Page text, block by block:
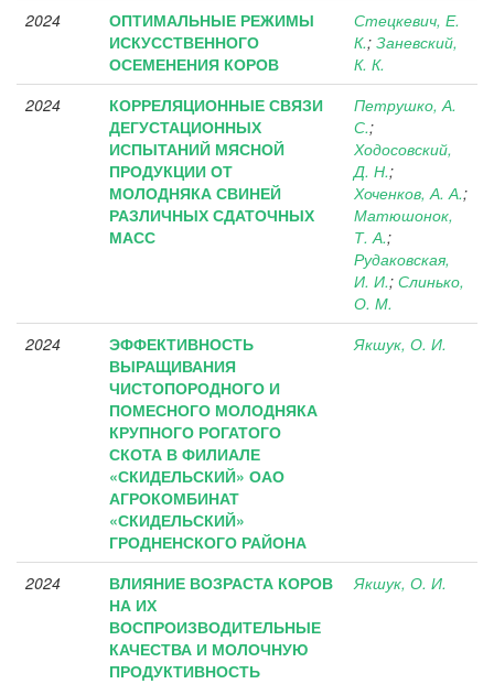
2024
ОПТИМАЛЬНЫЕ РЕЖИМЫ
ИСКУССТВЕННОГО
ОСЕМЕНЕНИЯ КОРОВ
Стецкевич, Е.
К.; Заневский,
К. К.
2024
КОРРЕЛЯЦИОННЫЕ СВЯЗИ
ДЕГУСТАЦИОННЫХ
ИСПЫТАНИЙ МЯСНОЙ
ПРОДУКЦИИ ОТ
МОЛОДНЯКА СВИНЕЙ
РАЗЛИЧНЫХ СДАТОЧНЫХ
МАСС
Петрушко, А.
С.;
Ходосовский,
Д. Н.;
Хоченков, А. А.;
Матюшонок,
Т. А.;
Рудаковская,
И. И.; Слинько,
О. М.
2024
ЭФФЕКТИВНОСТЬ
ВЫРАЩИВАНИЯ
ЧИСТОПОРОДНОГО И
ПОМЕСНОГО МОЛОДНЯКА
КРУПНОГО РОГАТОГО
СКОТА В ФИЛИАЛЕ
«СКИДЕЛЬСКИЙ» ОАО
АГРОКОМБИНАТ
«СКИДЕЛЬСКИЙ»
ГРОДНЕНСКОГО РАЙОНА
Якшук, О. И.
2024
ВЛИЯНИЕ ВОЗРАСТА КОРОВ
НА ИХ
ВОСПРОИЗВОДИТЕЛЬНЫЕ
КАЧЕСТВА И МОЛОЧНУЮ
ПРОДУКТИВНОСТЬ
Якшук, О. И.